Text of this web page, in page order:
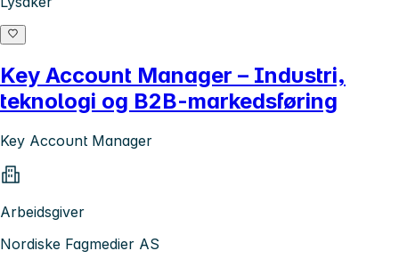
Key Account Manager – Industri,
teknologi og B2B-markedsføring
Key Account Manager
Arbeidsgiver
Nordiske Fagmedier AS